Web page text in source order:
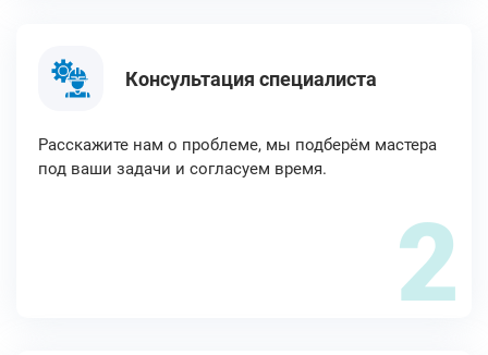
Консультация специалиста
Расскажите нам о проблеме, мы подберём мастера
под ваши задачи и согласуем время.
2